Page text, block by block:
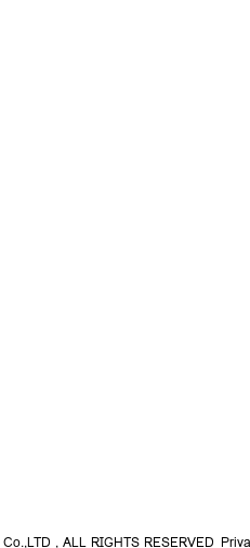
, ALL RIGHTS RESERVED